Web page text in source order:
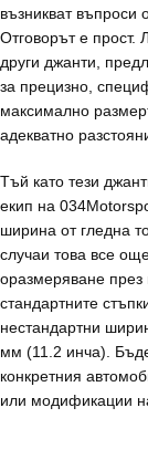
възникват
Отговорът е прост.
други джанти,
за прецизно,
максимално
адекватно
Тъй като тези
екип на
ширина от гледна
случаи това все
оразмеряване през
стандартните
нестандартни
мм (11.2 инча).
конкретния
или модификации